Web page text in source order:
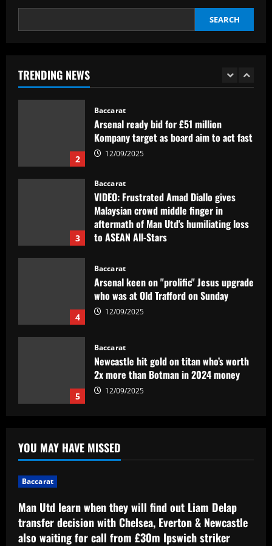
SEARCH
TRENDING NEWS
1
waiting for call from £30m Ipswich
striker
12/09/2025
2
Baccarat
Arsenal ready bid for £51 million
Kompany target as board aim to act fast
12/09/2025
3
Baccarat
VIDEO: Frustrated Amad Diallo gives
Malaysian crowd middle finger in
aftermath of Man Utd's humiliating loss
to ASEAN All-Stars
4
Baccarat
Arsenal keen on "prolific" Jesus upgrade
who was at Old Trafford on Sunday
12/09/2025
5
Baccarat
Newcastle hit gold on titan who’s worth
2x more than Botman in 2024 money
12/09/2025
Liam Delap transfer decision with
Chelsea, Everton & Newcastle also
12/09/2025
Baccarat
Arsenal ready bid for £51 million
Kompany target as board aim to act fast
YOU MAY HAVE MISSED
Baccarat
Man Utd learn when they will find out Liam Delap
transfer decision with Chelsea, Everton & Newcastle
also waiting for call from £30m Ipswich striker